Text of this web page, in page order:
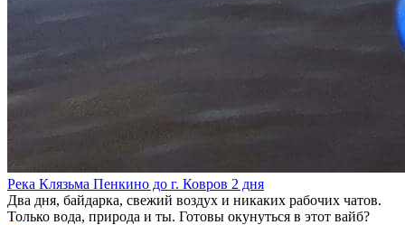
Река Клязьма Пенкино до г. Ковров 2 дня
Два дня, байдарка, свежий воздух и никаких рабочих чатов.
Только вода, природа и ты. Готовы окунуться в этот вайб?